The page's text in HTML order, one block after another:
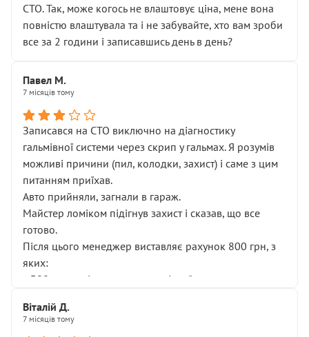
СТО. Так, може когось не влаштовує ціна, мене вона
повністю влаштувала та і не забувайте, хто вам зроби
все за 2 години і записавшись день в день?
Павел М.
7 місяців тому
Записався на СТО виключно на діагностику
гальмівної системи через скрип у гальмах. Я розумів
можливі причини (пил, колодки, захист) і саме з цим
питанням приїхав.
Авто прийняли, загнали в гараж.
Майстер ломіком підігнув захист і сказав, що все
готово.
Після цього менеджер виставляє рахунок 800 грн, з
яких:
• 300 грн — діагностика гальмівної системи
НЕ погоджував
Віталій Д.
7 місяців тому